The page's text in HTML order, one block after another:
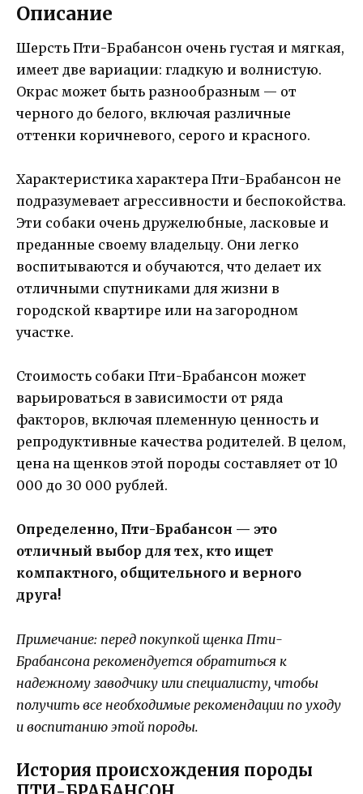
Описание
Шерсть Пти-Брабансон очень густая и мягкая,
имеет две вариации: гладкую и волнистую.
Окрас может быть разнообразным — от
черного до белого, включая различные
оттенки коричневого, серого и красного.
Характеристика характера Пти-Брабансон не
подразумевает агрессивности и беспокойства.
Эти собаки очень дружелюбные, ласковые и
преданные своему владельцу. Они легко
воспитываются и обучаются, что делает их
отличными спутниками для жизни в
городской квартире или на загородном
участке.
Стоимость собаки Пти-Брабансон может
варьироваться в зависимости от ряда
факторов, включая племенную ценность и
репродуктивные качества родителей. В целом,
цена на щенков этой породы составляет от 10
000 до 30 000 рублей.
Определенно, Пти-Брабансон — это
отличный выбор для тех, кто ищет
компактного, общительного и верного
друга!
Примечание: перед покупкой щенка Пти-
Брабансона рекомендуется обратиться к
надежному заводчику или специалисту, чтобы
получить все необходимые рекомендации по уходу
и воспитанию этой породы.
История происхождения породы